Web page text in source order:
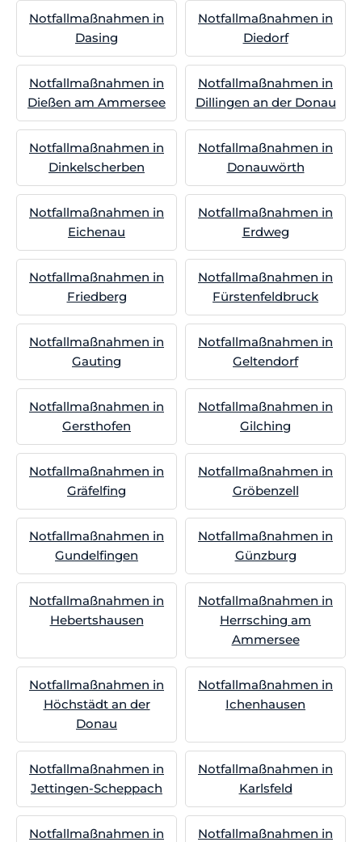
Notfallmaßnahmen in
Dasing
Notfallmaßnahmen in
Diedorf
Notfallmaßnahmen in
Dießen am Ammersee
Notfallmaßnahmen in
Dillingen an der Donau
Notfallmaßnahmen in
Dinkelscherben
Notfallmaßnahmen in
Donauwörth
Notfallmaßnahmen in
Eichenau
Notfallmaßnahmen in
Erdweg
Notfallmaßnahmen in
Friedberg
Notfallmaßnahmen in
Fürstenfeldbruck
Notfallmaßnahmen in
Gauting
Notfallmaßnahmen in
Geltendorf
Notfallmaßnahmen in
Gersthofen
Notfallmaßnahmen in
Gilching
Notfallmaßnahmen in
Gräfelfing
Notfallmaßnahmen in
Gröbenzell
Notfallmaßnahmen in
Gundelfingen
Notfallmaßnahmen in
Günzburg
Notfallmaßnahmen in
Hebertshausen
Notfallmaßnahmen in
Herrsching am
Ammersee
Notfallmaßnahmen in
Höchstädt an der
Donau
Notfallmaßnahmen in
Ichenhausen
Notfallmaßnahmen in
Jettingen-Scheppach
Notfallmaßnahmen in
Karlsfeld
Notfallmaßnahmen in
Notfallmaßnahmen in